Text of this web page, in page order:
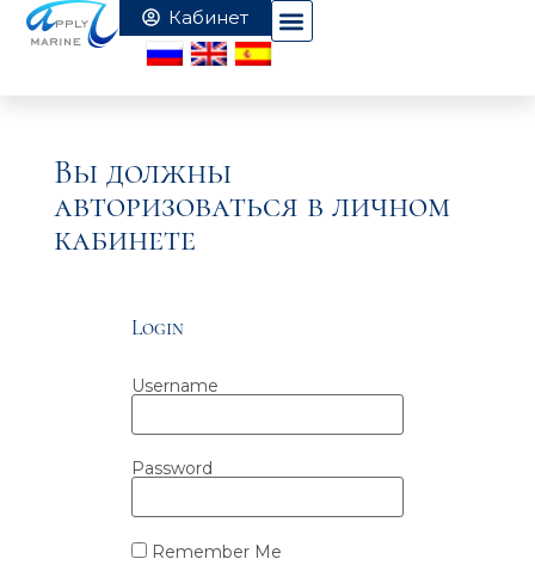
Вы должны
авторизоваться в личном
кабинете
Login
Username
Password
Remember Me